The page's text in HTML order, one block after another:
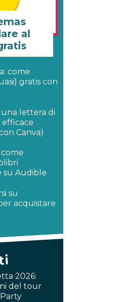
al
come
gratis con
una lettera di
Canva)
Audible
su
acquistare
2026:
del tour